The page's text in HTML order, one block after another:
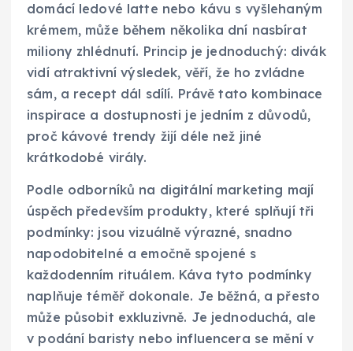
domácí ledové latte nebo kávu s vyšlehaným
krémem, může během několika dní nasbírat
miliony zhlédnutí. Princip je jednoduchý: divák
vidí atraktivní výsledek, věří, že ho zvládne
sám, a recept dál sdílí. Právě tato kombinace
inspirace a dostupnosti je jedním z důvodů,
proč kávové trendy žijí déle než jiné
krátkodobé virály.
Podle odborníků na digitální marketing mají
úspěch především produkty, které splňují tři
podmínky: jsou vizuálně výrazné, snadno
napodobitelné a emočně spojené s
každodenním rituálem. Káva tyto podmínky
naplňuje téměř dokonale. Je běžná, a přesto
může působit exkluzivně. Je jednoduchá, ale
v podání baristy nebo influencera se mění v